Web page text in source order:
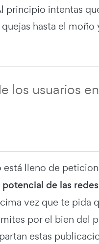
intentas
hasta el
los usuarios
está lleno de
de las
vez que te pida
por el bien del
estas